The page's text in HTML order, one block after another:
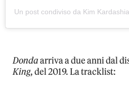
Un post condiviso da Kim
Dondaarriva a due anni dal
King, del 2019. La tracklist: